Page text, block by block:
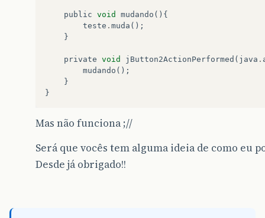
public void mudando (){
teste . muda ();
}
private void jButton2ActionPerformed ( java .
mudando ();
}
}
Mas não funciona ;//
Será que vocês tem alguma ideia de como eu
Desde já obrigado!!